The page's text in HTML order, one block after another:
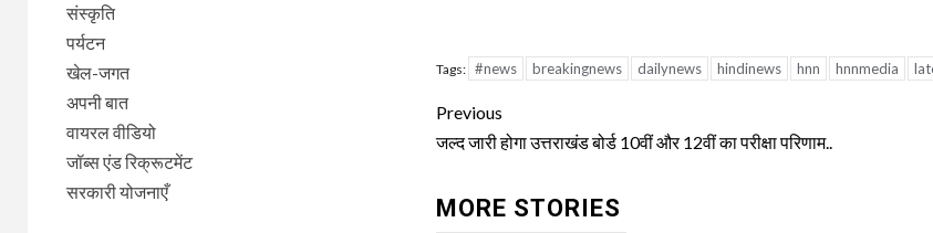
Tags: #news breakingnews dailynews hindinews hnn hnnmedia
Continue
Reading
Previous
जल्द जारी होगा उत्तराखंड बोर्ड 10वीं और 12वीं का परीक्षा परिणाम..
MORE STORIES
संस्कृति
पर्यटन
खेल-जगत
अपनी बात
वायरल वीडियो
जॉब्स एंड रिक्रूटमेंट
सरकारी योजनाएँ